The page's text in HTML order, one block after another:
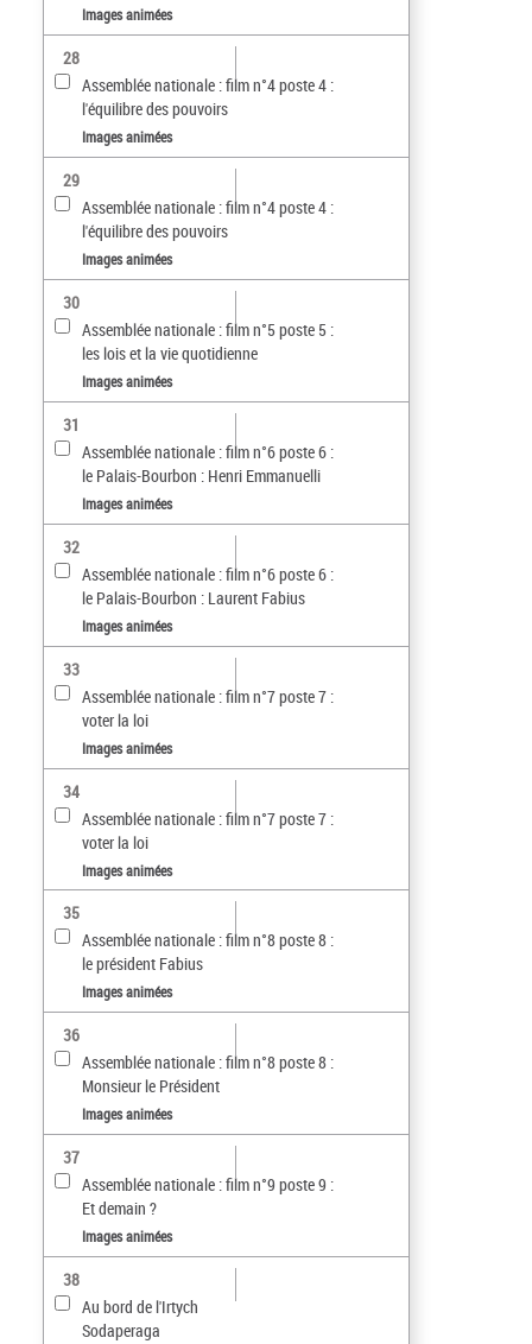
Images animées
28
Assemblée nationale : film n°4 poste 4 :
l'équilibre des pouvoirs
Images animées
29
Assemblée nationale : film n°4 poste 4 :
l'équilibre des pouvoirs
Images animées
30
Assemblée nationale : film n°5 poste 5 :
les lois et la vie quotidienne
Images animées
31
Assemblée nationale : film n°6 poste 6 :
le Palais-Bourbon : Henri Emmanuelli
Images animées
32
Assemblée nationale : film n°6 poste 6 :
le Palais-Bourbon : Laurent Fabius
Images animées
33
Assemblée nationale : film n°7 poste 7 :
voter la loi
Images animées
34
Assemblée nationale : film n°7 poste 7 :
voter la loi
Images animées
35
Assemblée nationale : film n°8 poste 8 :
le président Fabius
Images animées
36
Assemblée nationale : film n°8 poste 8 :
Monsieur le Président
Images animées
37
Assemblée nationale : film n°9 poste 9 :
Et demain ?
Images animées
38
Au bord de l'Irtych
Sodaperaga